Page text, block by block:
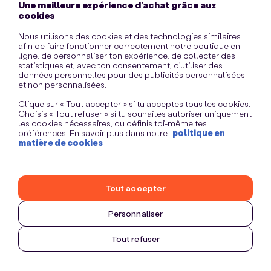
Une meilleure expérience d’achat grâce aux
cookies
Nous utilisons des cookies et des technologies similaires
afin de faire fonctionner correctement notre boutique en
ligne, de personnaliser ton expérience, de collecter des
statistiques et, avec ton consentement, d’utiliser des
données personnelles pour des publicités personnalisées
et non personnalisées.
Clique sur « Tout accepter » si tu acceptes tous les cookies.
Choisis « Tout refuser » si tu souhaites autoriser uniquement
les cookies nécessaires, ou définis toi-même tes
préférences. En savoir plus dans notre politique en
matière de cookies
Personnaliser
Tout refuser
Tout accepter